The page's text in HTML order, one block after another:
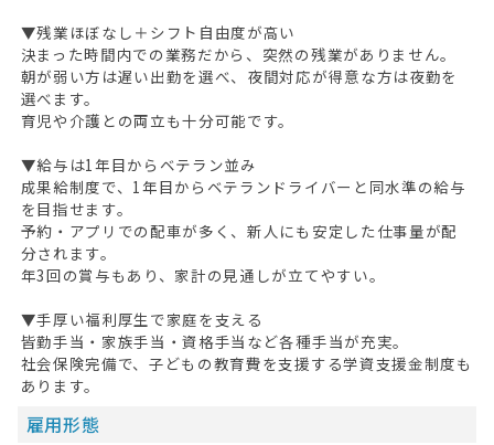
▼残業ほぼなし＋シフト自由度が高い
決まった時間内での業務だから、突然の残業がありません。
朝が弱い方は遅い出勤を選べ、夜間対応が得意な方は夜勤を
選べます。
育児や介護との両立も十分可能です。
▼給与は1年目からベテラン並み
成果給制度で、1年目からベテランドライバーと同水準の給与
を目指せます。
予約・アプリでの配車が多く、新人にも安定した仕事量が配
分されます。
年3回の賞与もあり、家計の見通しが立てやすい。
▼手厚い福利厚生で家庭を支える
皆勤手当・家族手当・資格手当など各種手当が充実。
社会保険完備で、子どもの教育費を支援する学資支援金制度も
あります。
雇用形態